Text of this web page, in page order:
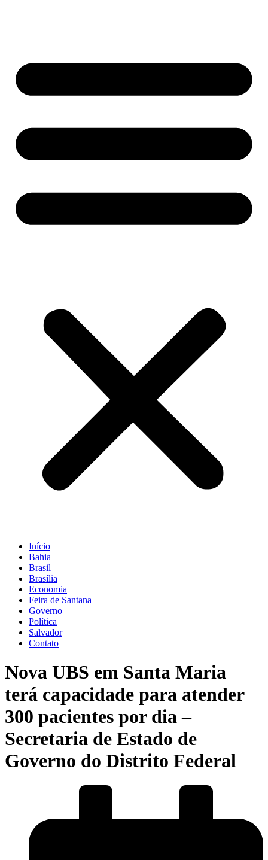
Início
Bahia
Brasil
Brasília
Economia
Feira de Santana
Governo
Política
Salvador
Contato
Nova UBS em Santa Maria
terá capacidade para atender
300 pacientes por dia –
Secretaria de Estado de
Governo do Distrito Federal